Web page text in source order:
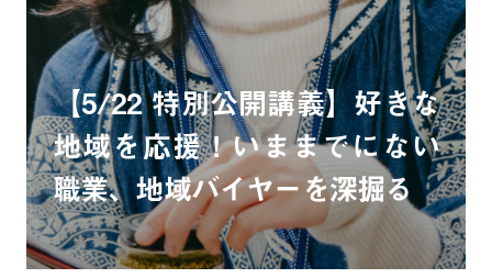
【5/22 特別公開講義】好きな
地域を応援！いままでにない
職業、地域バイヤーを深掘る